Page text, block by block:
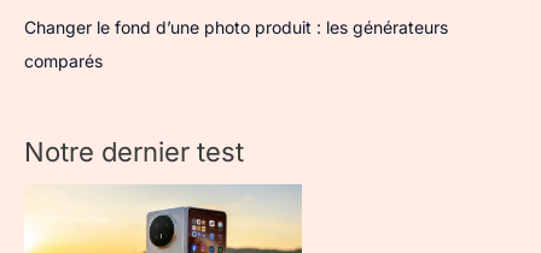
Changer le fond d’une photo produit : les générateurs
comparés
Notre dernier test